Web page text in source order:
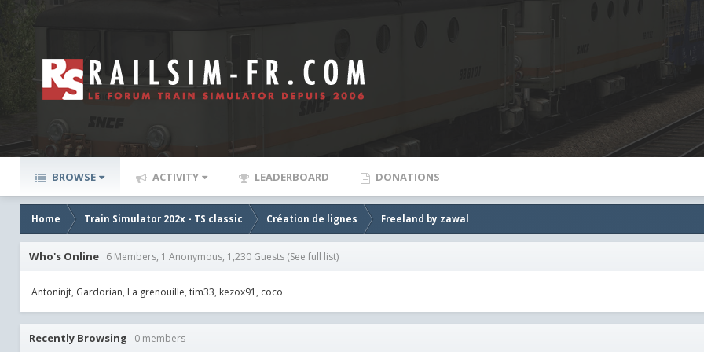
BROWSE ACTIVITY LEADERBOARD DONATIONS
Home Train Simulator 202x - TS classic Création de lignes Freeland by zawal
Who's Online 6 Members, 1 Anonymous, 1,230 Guests (See full list)
Antoninjt Gardorian La grenouille tim33 kezox91 coco
Recently Browsing 0 members